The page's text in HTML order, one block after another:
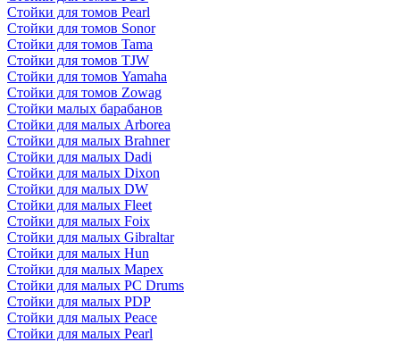
Стойки для томов Pearl
Стойки для томов Sonor
Стойки для томов Tama
Стойки для томов TJW
Стойки для томов Yamaha
Стойки для томов Zowag
Стойки малых барабанов
Стойки для малых Arborea
Стойки для малых Brahner
Стойки для малых Dadi
Стойки для малых Dixon
Стойки для малых DW
Стойки для малых Fleet
Стойки для малых Foix
Стойки для малых Gibraltar
Стойки для малых Hun
Стойки для малых Mapex
Стойки для малых PC Drums
Стойки для малых PDP
Стойки для малых Peace
Стойки для малых Pearl